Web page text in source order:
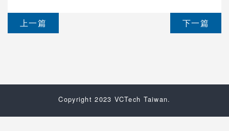
上一篇 下一篇
Copyright 2023 VCTech Taiwan.